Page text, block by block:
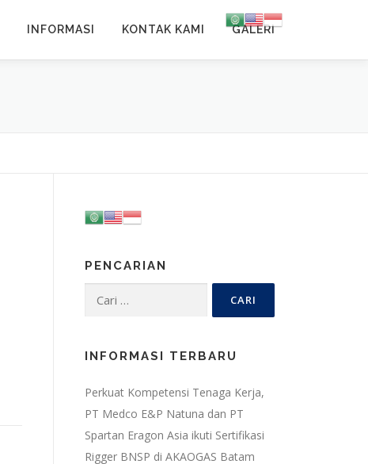
INFORMASI KONTAK KAMI GALERI
PENCARIAN
Cari
INFORMASI TERBARU
Perkuat Kompetensi Tenaga Kerja,
PT Medco E&P Natuna dan PT
Spartan Eragon Asia ikuti Sertifikasi
Rigger BNSP di AKAOGAS Batam